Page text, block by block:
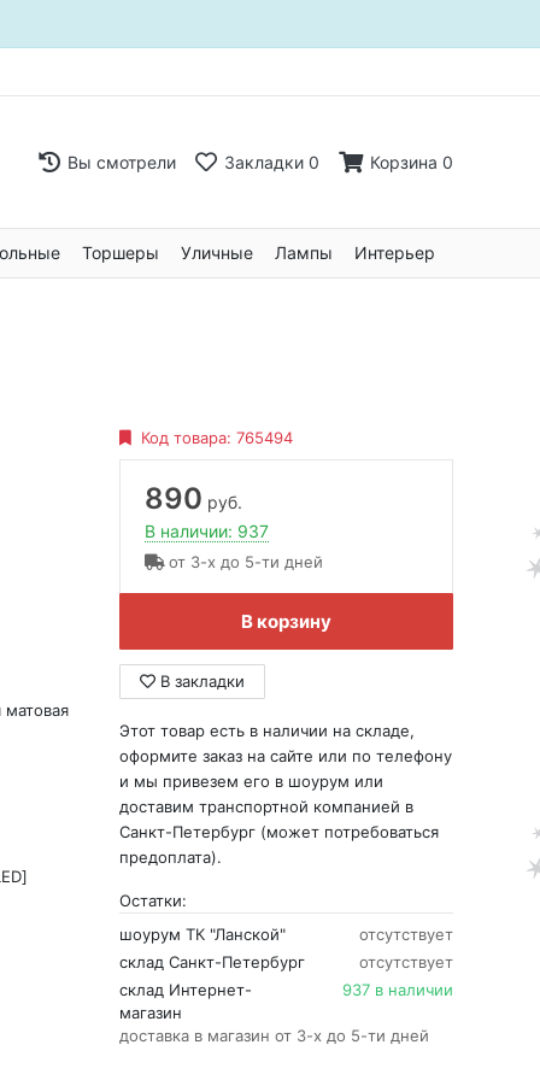
Вы смотрели Закладки 0 Корзина 0
Торшеры Уличные Лампы Интерьер
Код товара: 765494
890 руб.
В наличии: 937
от 3-х до 5-ти дней
В корзину
В закладки
Этот товар есть в наличии на складе,
оформите заказ на сайте или по телефону
и мы привезем его в шоурум или
доставим транспортной компанией в
Санкт-Петербург (может потребоваться
предоплата).
Остатки:
шоурум ТК "Ланской"
отсутствует
склад Санкт-Петербург
отсутствует
склад Интернет-
магазин
937 в наличии
доставка в магазин от 3-х до 5-ти дней